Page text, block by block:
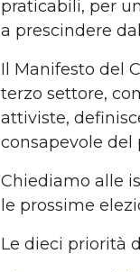
praticabili, per
a prescindere
Il Manifesto del
terzo settore,
attiviste,
consapevole del
Chiediamo alle
le prossime
Le dieci priorità